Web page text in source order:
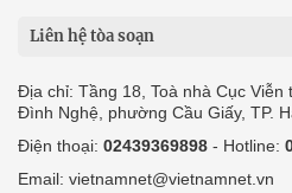
Liên hệ tòa soạn
Địa chỉ: Tầng 18, Toà nhà Cục Viễn
Đình Nghệ, phường Cầu Giấy, TP.
Điện thoại: 02439369898 - Hotline:
Email: vietnamnet@vietnamnet.vn